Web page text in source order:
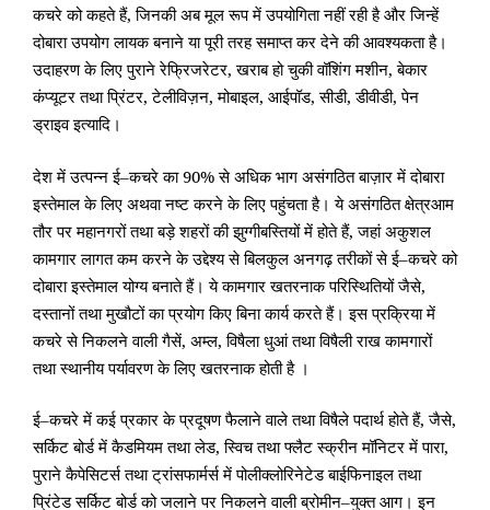
कचरे को कहते हैं,जिनकी अब मूल रूप में उपयोगिता नहीं रही है और जिन्हें
दोबारा उपयोग लायक बनाने या पूरी तरह समाप्त कर देने की आवश्यकता है।
उदाहरण के लिए पुराने रेफ्रिजरेटर,खराब हो चुकी वॉशिंग मशीन,बेकार
कंप्यूटर तथा प्रिंटर,टेलीविज़न,मोबाइल, आईपॉड,सीडी,डीवीडी,पेन
ड्राइव इत्यादि।
देश में उत्पन्न ई–कचरे का90%से अधिक भाग असंगठित बाज़ार में दोबारा
इस्तेमाल के लिए अथवा नष्ट करने के लिए पहुंचता है। ये असंगठित क्षेत्रआम
तौर पर महानगरों तथा बड़े शहरों की झुग्गीबस्तियों में होते हैं,जहां अकुशल
कामगार लागत कम करने के उद्देश्य से बिलकुल अनगढ़ तरीकों से ई–कचरे को
दोबारा इस्तेमाल योग्य बनाते हैं। ये कामगार खतरनाक परिस्थितियों जैसे,
दस्तानों तथा मुखौटों का प्रयोग किए बिना कार्य करते हैं। इस प्रक्रिया में
कचरे से निकलने वाली गैसें, अम्ल,विषैला धुआं तथा विषैली राख कामगारों
तथा स्थानीय पर्यावरण के लिए खतरनाक होती है ।
ई–कचरे में कई प्रकार के प्रदूषण फैलाने वाले तथा विषैले पदार्थ होते हैं,जैसे,
सर्किट बोर्ड में कैडमियम तथा लेड,स्विच तथा फ्लैट स्क्रीन मॉनिटर में पारा,
पुराने कैपेसिटर्स तथा ट्रांसफार्मर्स में पोलीक्लोरिनेटेड बाईफिनाइल तथा
प्रिंटेड सर्किट बोर्ड को जलाने पर निकलने वाली ब्रोमीन–युक्त आग। इन